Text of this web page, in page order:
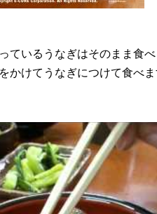
ているうなぎはそのまま食
かけてうなぎにつけて食べ